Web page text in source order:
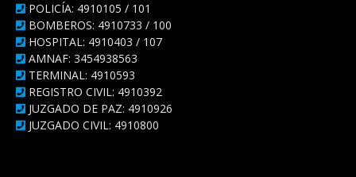
POLICÍA: 4910105 / 101
BOMBEROS: 4910733 / 100
HOSPITAL: 4910403 / 107
AMNAF: 3454938563
TERMINAL: 4910593
REGISTRO CIVIL: 4910392
JUZGADO DE PAZ: 4910926
JUZGADO CIVIL: 4910800